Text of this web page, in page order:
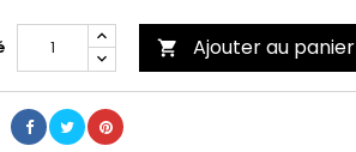
 Ajouter au panier